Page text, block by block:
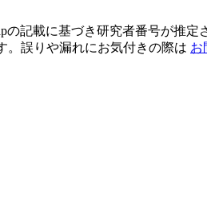
記載に基づき研究者番号が推定
。誤りや漏れにお気付きの際は お